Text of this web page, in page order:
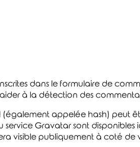
dans le formulaire de
à la détection des
appelée hash) peut
service Gravatar sont
visible publiquement à coté de